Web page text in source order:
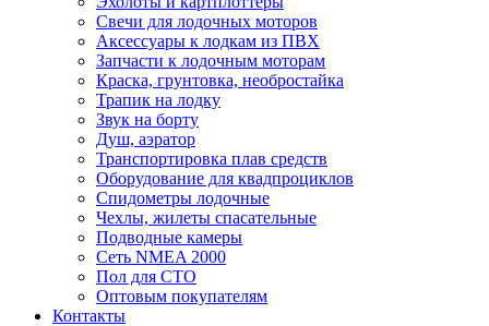
Cвечи для лодочных моторов
Аксессуары к лодкам из ПВХ
Запчасти к лодочным моторам
Краска, грунтовка, необростайка
Трапик на лодку
Звук на борту
Душ, аэратор
Транспортировка плав средств
Оборудование для квадпроциклов
Спидометры лодочные
Чехлы, жилеты спасательные
Подводные камеры
Сеть NMEA 2000
Пол для СТО
Оптовым покупателям
Контакты